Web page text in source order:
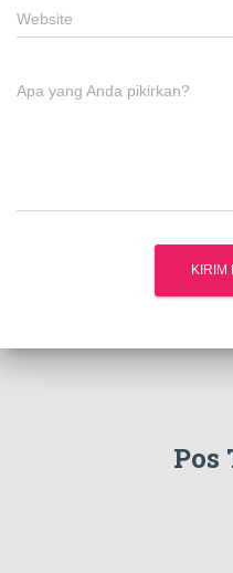
Website
Apa yang Anda pikirkan?
Pos